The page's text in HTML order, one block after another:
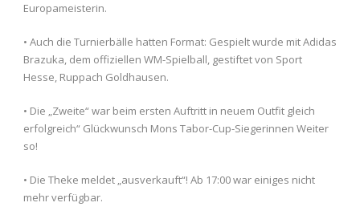
Europameisterin.
• Auch die Turnierbälle hatten Format: Gespielt wurde mit Adidas
Brazuka, dem offiziellen WM-Spielball, gestiftet von Sport
Hesse, Ruppach Goldhausen.
• Die „Zweite“ war beim ersten Auftritt in neuem Outfit gleich
erfolgreich“ Glückwunsch Mons Tabor-Cup-Siegerinnen Weiter
so!
• Die Theke meldet „ausverkauft“! Ab 17:00 war einiges nicht
mehr verfügbar.